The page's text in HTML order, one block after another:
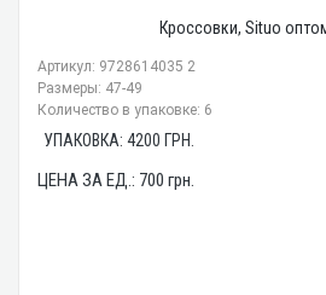
Кроссовки, Situo
Артикул: 9728614035 2
Размеры: 47-49
Количество в упаковке: 6
УПАКОВКА: 4200 ГРН.
ЦЕНА ЗА ЕД.: 700 грн.